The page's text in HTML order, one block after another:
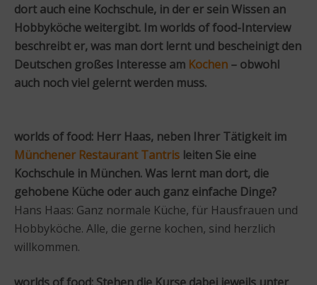
dort auch eine Kochschule, in der er sein Wissen an
Hobbyköche weitergibt. Im worlds of food-Interview
beschreibt er, was man dort lernt und bescheinigt den
Deutschen großes Interesse am Kochen – obwohl
auch noch viel gelernt werden muss.
worlds of food: Herr Haas, neben Ihrer Tätigkeit im
Münchener Restaurant Tantris leiten Sie eine
Kochschule in München. Was lernt man dort, die
gehobene Küche oder auch ganz einfache Dinge?
Hans Haas: Ganz normale Küche, für Hausfrauen und
Hobbyköche. Alle, die gerne kochen, sind herzlich
willkommen.